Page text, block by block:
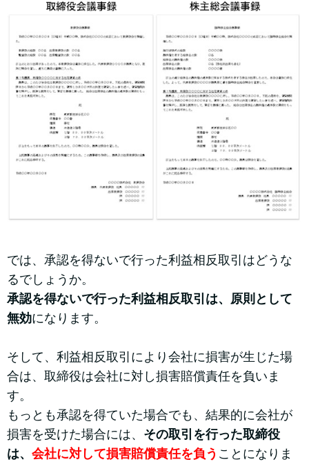
では、承認を得ないで行った利益相反取引はどうな
るでしょうか。
承認を得ないで行った利益相反取引は、原則として
無効になります。
そして、利益相反取引により会社に損害が生じた場
合は、取締役は会社に対し損害賠償責任を負いま
す。
もっとも承認を得ていた場合でも、結果的に会社が
損害を受けた場合には、 その取引を行った取締役
は、 会社に対して損害賠償責任を負う ことになりま